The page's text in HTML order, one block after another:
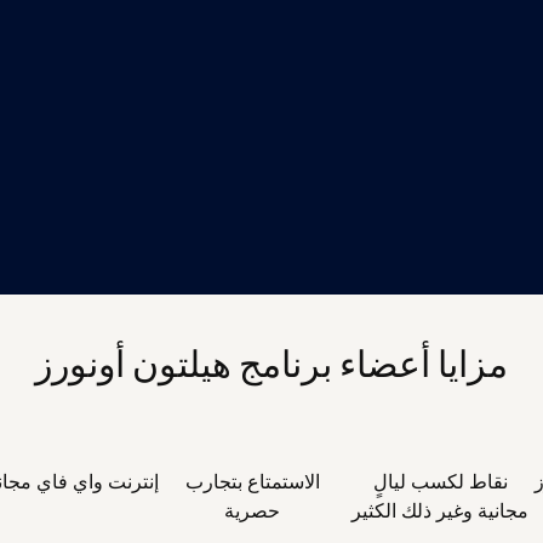
مزايا أعضاء برنامج هيلتون أونورز
نقاط لكسب ليالٍ
مجانية وغير ذلك الكثير
الاستمتاع بتجارب
حصرية
إنترنت واي فاي